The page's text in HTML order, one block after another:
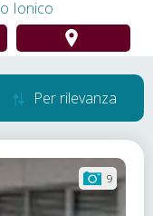
Ionico
Per rilevanza
9